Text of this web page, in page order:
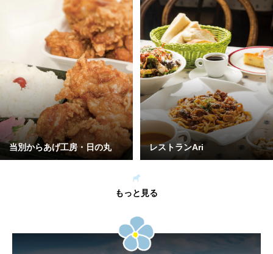
当別からあげ工房・日の丸 レストランAri
もっと見る